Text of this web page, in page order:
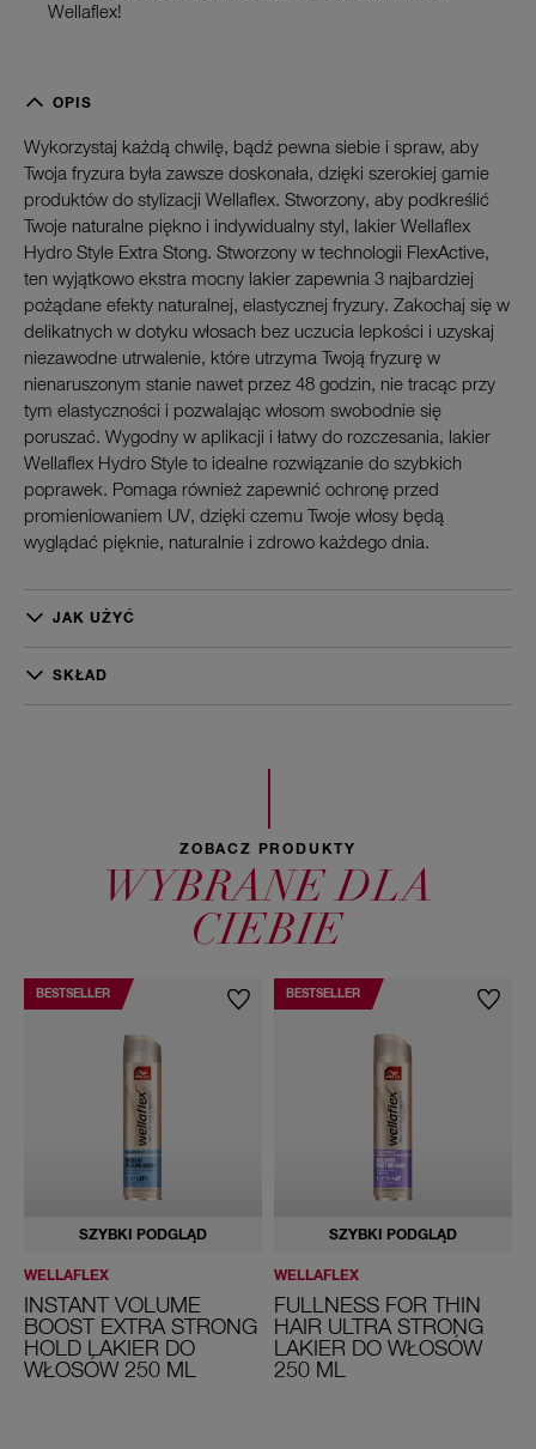
Wellaflex!
OPIS
Wykorzystaj każdą chwilę, bądź pewna siebie i spraw, aby
Twoja fryzura była zawsze doskonała, dzięki szerokiej gamie
produktów do stylizacji Wellaflex. Stworzony, aby podkreślić
Twoje naturalne piękno i indywidualny styl, lakier Wellaflex
Hydro Style Extra Stong. Stworzony w technologii FlexActive,
ten wyjątkowo ekstra mocny lakier zapewnia 3 najbardziej
pożądane efekty naturalnej, elastycznej fryzury. Zakochaj się w
delikatnych w dotyku włosach bez uczucia lepkości i uzyskaj
niezawodne utrwalenie, które utrzyma Twoją fryzurę w
nienaruszonym stanie nawet przez 48 godzin, nie tracąc przy
tym elastyczności i pozwalając włosom swobodnie się
poruszać. Wygodny w aplikacji i łatwy do rozczesania, lakier
Wellaflex Hydro Style to idealne rozwiązanie do szybkich
poprawek. Pomaga również zapewnić ochronę przed
promieniowaniem UV, dzięki czemu Twoje włosy będą
wyglądać pięknie, naturalnie i zdrowo każdego dnia.
JAK UŻYĆ
pojedyncze pasemka. Spryskuj głową w dół lub na linii włosów
SKŁAD
VP/VA Copolymer, Linalool, Triethyl Citrate, Hexyl Cinnamal,
Citronellol, Limonene, Macadamia Ternifolia Seed Oil, Benzyl
ZOBACZ PRODUKTY
WYBRANE DLA
CIEBIE
BESTSELLER
SZYBKI PODGLĄD
WELLAFLEX
INSTANT VOLUME
BOOST EXTRA STRONG
HOLD LAKIER DO
WŁOSÓW 250 ML
BESTSELLER
SZYBKI PODGLĄD
WELLAFLEX
FULLNESS FOR THIN
HAIR ULTRA STRONG
LAKIER DO WŁOSÓW
250 ML